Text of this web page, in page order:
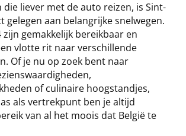
die liever met de auto reizen, is Sint-
gelegen aan belangrijke snelwegen.
zijn gemakkelijk bereikbaar en
vlotte rit naar verschillende
Of je nu op zoek bent naar
of culinaire hoogstandjes,
als vertrekpunt ben je altijd
van al het moois dat België te